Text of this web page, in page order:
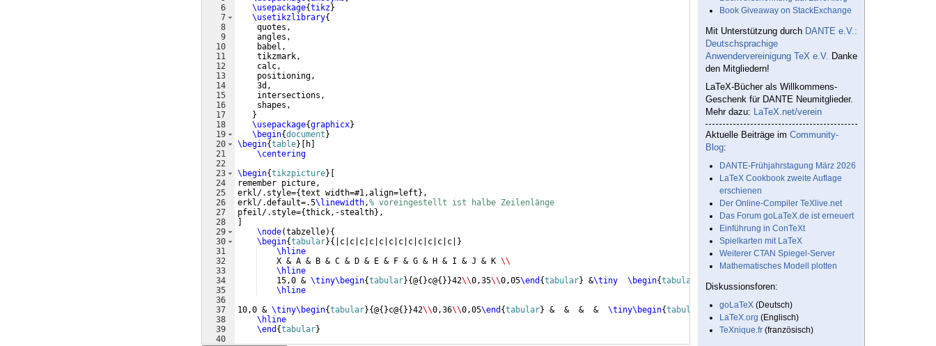
6
7
8
9
10
11
12
13
14
15
16
17
18
19
20
21
22
23
24
25
26
27
28
29
30
31
32
33
34
35
36
37
38
39
40
\usepackage{tikz}
\usetikzlibrary{
    quotes,
    angles,
    babel,
    tikzmark,
    calc,
    positioning,
    3d,
    intersections,
    shapes,
}
\usepackage{graphicx}
\begin{document}
\begin{table} [ h]
\centering
\begin{tikzpicture} [
remember picture,
erkl/.style={text width=#1,align=left} ,
erkl/.default=.5\linewidth ,% voreingestellt ist halbe Zeilenlänge
pfeil/.style={thick,-stealth} ,
]
\node(tabzelle) {
\begin{tabular}{ |c|c|c|c|c|c|c|c|c|c|c|c| }
\hline
    X & A & B & C & D & E & F & G & H & I & J & K
\\
\hline
    15,0 &
\tiny\begin{tabular}{@{}c@{}}42\\0,35\\0,05\end {tabular} &\tiny \begin{tabular
\hline
10,0 & \tiny\begin{tabular}{@{}c@{}}42\\0,36\\0,05\end {tabular} &  &  &  & \tiny\begin{tabular {@ {}c@{ }}42\\11\\0,8
\hline
\end {tabular}
Book Giveaway on StackExchange
Mit Unterstützung durch DANTE e.V.:
Deutschsprachige
Anwendervereinigung TeX e.V. Danke
den Mitgliedern!
LaTeX-Bücher als Willkommens-
Geschenk für DANTE Neumitglieder.
Mehr dazu: LaTeX.net/verein
Aktuelle Beiträge im Community-
Blog:
DANTE-Frühjahrstagung März 2026
LaTeX Cookbook zweite Auflage
erschienen
Der Online-Compiler TeXlive.net
Das Forum goLaTeX.de ist erneuert
Einführung in ConTeXt
Spielkarten mit LaTeX
Weiterer CTAN Spiegel-Server
Mathematisches Modell plotten
Diskussionsforen:
goLaTeX (Deutsch)
LaTeX.org (Englisch)
TeXnique.fr (französisch)